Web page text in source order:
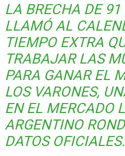
LA BRECHA DE 91
LLAMÓ AL
TIEMPO EXTRA
TRABAJAR LAS
PARA GANAR EL
LOS VARONES,
EN EL MERCADO
ARGENTINO
DATOS OFICIALES.